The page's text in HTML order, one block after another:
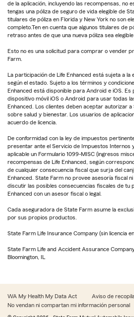
de la aplicación, incluyendo las recompensas, no
tengas una póliza de seguro de vida elegible de
titulares de póliza en Florida y New York no son
completo.Ten en cuenta que algunos titulares de
retraso antes de que una nueva póliza sea
Esto no es una solicitud para comprar o vender
Farm.
La participación de Life Enhanced está sujeta a
según el estado. Sujeto a los términos y
Enhanced está disponible para Android e iOS. Es
dispositivo móvil iOS o Android para usar todas
Enhanced. Los clientes deben aceptar autorizar
sobre salud y bienestar. Los usuarios de
acuerdo de licencia.
De conformidad con la ley de impuestos
presentar ante el Servicio de Impuestos Internos
aplicable un Formulario 1099-MISC (ingresos
recompensas de Life Enhanced, según
de cualquier consecuencia fiscal que surja del
Enhanced. State Farm no provee asesoría fiscal
discutir las posibles consecuencias fiscales de tu
Enhanced con un asesor fiscal o legal.
Cada aseguradora de State Farm asume la
por sus propios productos.
State Farm Life Insurance Company (sin licencia
State Farm Life and Accident Assurance
Bloomington, IL
WA My Health My Data Act
Aviso de
No vendan ni compartan mi información personal